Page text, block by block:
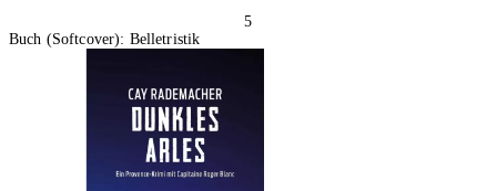
5
Buch (Softcover): Belletristik